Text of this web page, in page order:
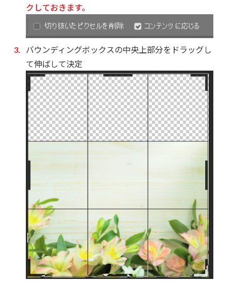
クしておきます。
バウンディングボックスの中央上部分をドラッグし
て伸ばして決定